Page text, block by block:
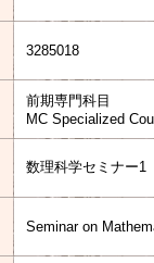
3285018
前期専門科目
MC Specialized
数理科学セミナー1
Seminar on